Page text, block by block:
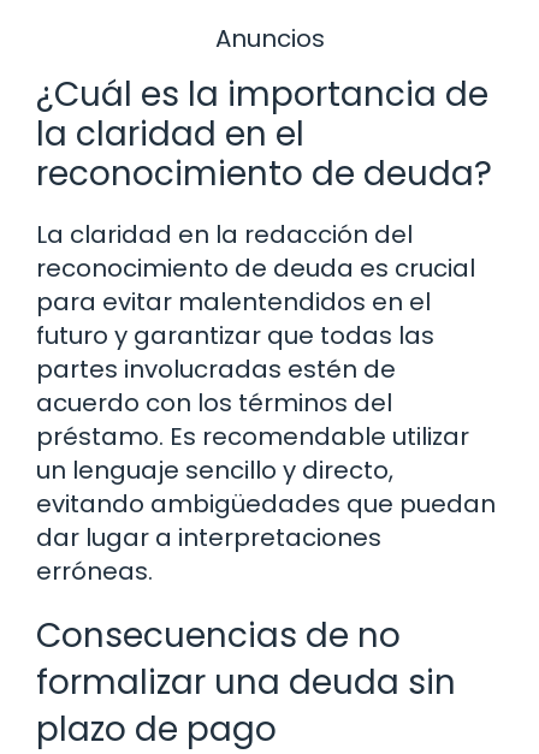
Anuncios
¿Cuál es la importancia de
la claridad en el
reconocimiento de deuda?
La claridad en la redacción del
reconocimiento de deuda es crucial
para evitar malentendidos en el
futuro y garantizar que todas las
partes involucradas estén de
acuerdo con los términos del
préstamo. Es recomendable utilizar
un lenguaje sencillo y directo,
evitando ambigüedades que puedan
dar lugar a interpretaciones
erróneas.
Consecuencias de no
formalizar una deuda sin
plazo de pago